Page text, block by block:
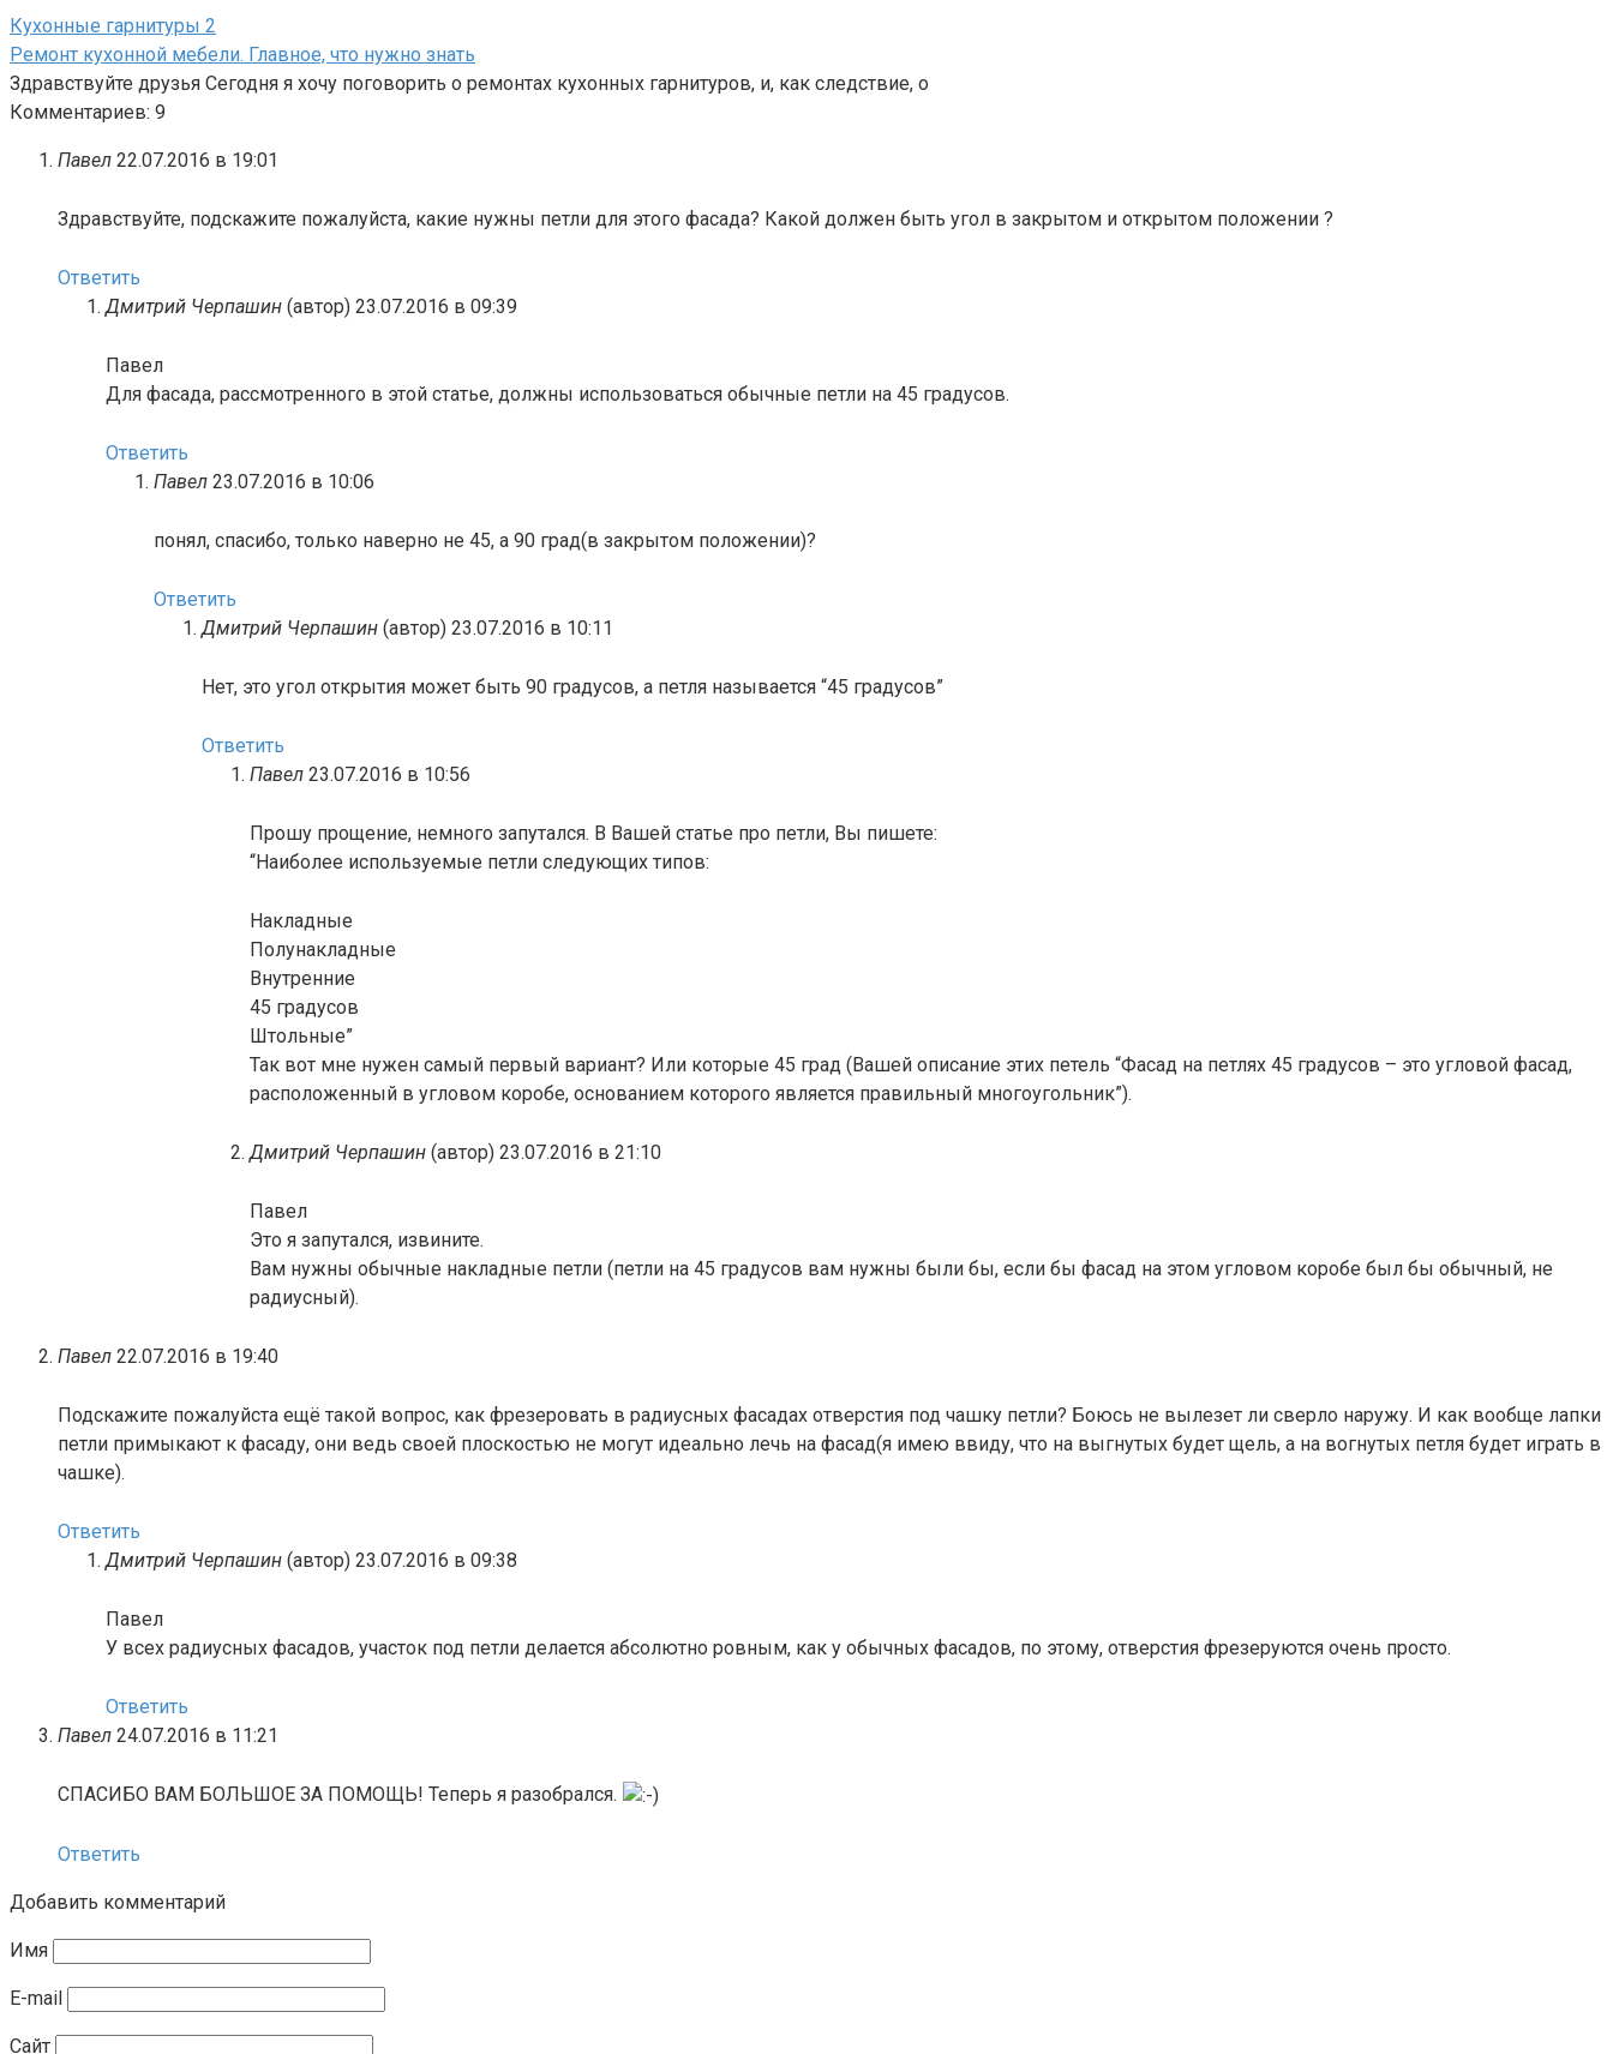
Кухонные гарнитуры 2
Ремонт кухонной мебели. Главное, что нужно знать
Здравствуйте друзья Сегодня я хочу поговорить о ремонтах кухонных гарнитуров, и, как следствие, о
Комментариев: 9
Павел 22.07.2016 в 19:01
Здравствуйте, подскажите пожалуйста, какие нужны петли для этого фасада? Какой должен быть угол в закрытом и открытом положении ?
Ответить
Дмитрий Черпашин (автор) 23.07.2016 в 09:39
Павел
Для фасада, рассмотренного в этой статье, должны использоваться обычные петли на 45 градусов.
Ответить
Павел 23.07.2016 в 10:06
понял, спасибо, только наверно не 45, а 90 град(в закрытом положении)?
Ответить
Дмитрий Черпашин (автор) 23.07.2016 в 10:11
Нет, это угол открытия может быть 90 градусов, а петля называется “45 градусов”
Ответить
Павел 23.07.2016 в 10:56
Прошу прощение, немного запутался. В Вашей статье про петли, Вы пишете:
“Наиболее используемые петли следующих типов:
Накладные
Полунакладные
Внутренние
45 градусов
Штольные”
Так вот мне нужен самый первый вариант? Или которые 45 град (Вашей описание этих петель “Фасад на петлях 45 градусов – это угловой фасад,
расположенный в угловом коробе, основанием которого является правильный многоугольник”).
Дмитрий Черпашин (автор) 23.07.2016 в 21:10
Павел
Это я запутался, извините.
Вам нужны обычные накладные петли (петли на 45 градусов вам нужны были бы, если бы фасад на этом угловом коробе был бы обычный, не
радиусный).
Павел 22.07.2016 в 19:40
Подскажите пожалуйста ещё такой вопрос, как фрезеровать в радиусных фасадах отверстия под чашку петли? Боюсь не вылезет ли сверло наружу. И как вообще лапки
петли примыкают к фасаду, они ведь своей плоскостью не могут идеально лечь на фасад(я имею ввиду, что на выгнутых будет щель, а на вогнутых петля будет играть в
чашке).
Ответить
Дмитрий Черпашин (автор) 23.07.2016 в 09:38
Павел
У всех радиусных фасадов, участок под петли делается абсолютно ровным, как у обычных фасадов, по этому, отверстия фрезеруются очень просто.
Ответить
Павел 24.07.2016 в 11:21
СПАСИБО ВАМ БОЛЬШОЕ ЗА ПОМОЩЬ! Теперь я разобрался.
Ответить
Добавить комментарий
Имя
E-mail
Сайт